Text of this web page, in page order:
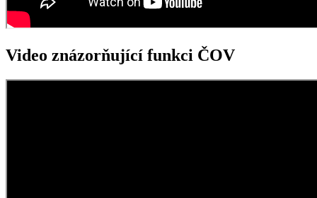
Video znázorňující funkci ČOV